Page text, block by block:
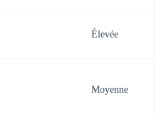
Élevée
Moyenne